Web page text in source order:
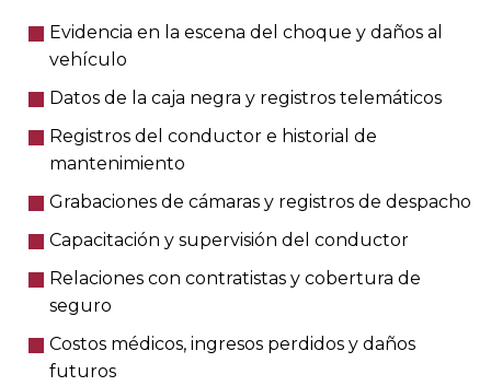
Evidencia en la escena del choque y daños al
vehículo
Datos de la caja negra y registros telemáticos
Registros del conductor e historial de
mantenimiento
Grabaciones de cámaras y registros de despacho
Capacitación y supervisión del conductor
Relaciones con contratistas y cobertura de
seguro
Costos médicos, ingresos perdidos y daños
futuros